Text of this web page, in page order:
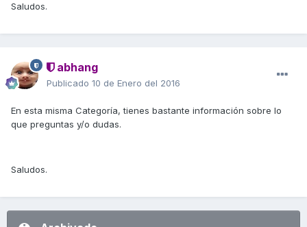
Saludos.
abhang
Publicado 10 de Enero del 2016
En esta misma Categoría, tienes bastante información sobre lo
que preguntas y/o dudas.
Saludos.